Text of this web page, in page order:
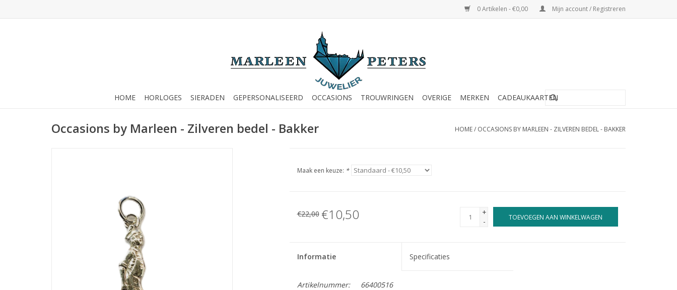
0 Artikelen - €0,00 Mijn account / Registreren
HOME HORLOGES SIERADEN GEPERSONALISEERD OCCASIONS TROUWRINGEN OVERIGE MERKEN CADEAUKAARTEN
Occasions by Marleen - Zilveren bedel - Bakker HOME/ OCCASIONS BY MARLEEN - ZILVEREN BEDEL - BAKKER
Maak een keuze: *
€22,00 €10,50
+
-
TOEVOEGEN AAN WINKELWAGEN
Informatie Specificaties
Artikelnummer:
66400516